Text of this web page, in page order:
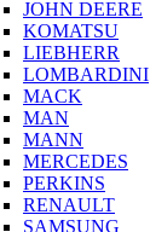
JOHN DEERE
KOMATSU
LIEBHERR
LOMBARDINI
MACK
MAN
MANN
MERCEDES
PERKINS
RENAULT
SAMSUNG